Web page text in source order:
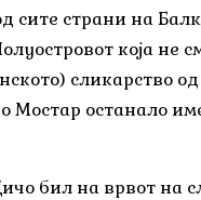
сите страни на
која не
сликарство
останало
бил на врвот на